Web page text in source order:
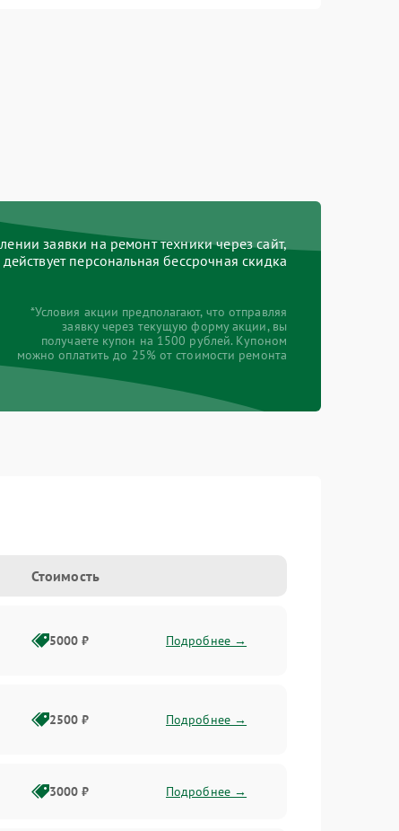
заявки на ремонт техники через сайт,
действует персональная бессрочная скидка
*Условия акции предполагают, что отправляя
заявку через текущую форму акции, вы
получаете купон на 1500 рублей. Купоном
можно оплатить до 25% от стоимости ремонта
Стоимость
5000 ₽ Подробнее →
2500 ₽ Подробнее →
3000 ₽ Подробнее →